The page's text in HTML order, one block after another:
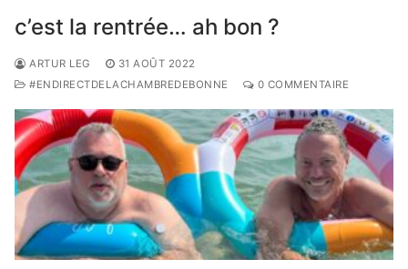
c’est la rentrée… ah bon ?
ARTUR LEG
31 AOÛT 2022
#ENDIRECTDELACHAMBREDEBONNE
0 COMMENTAIRE